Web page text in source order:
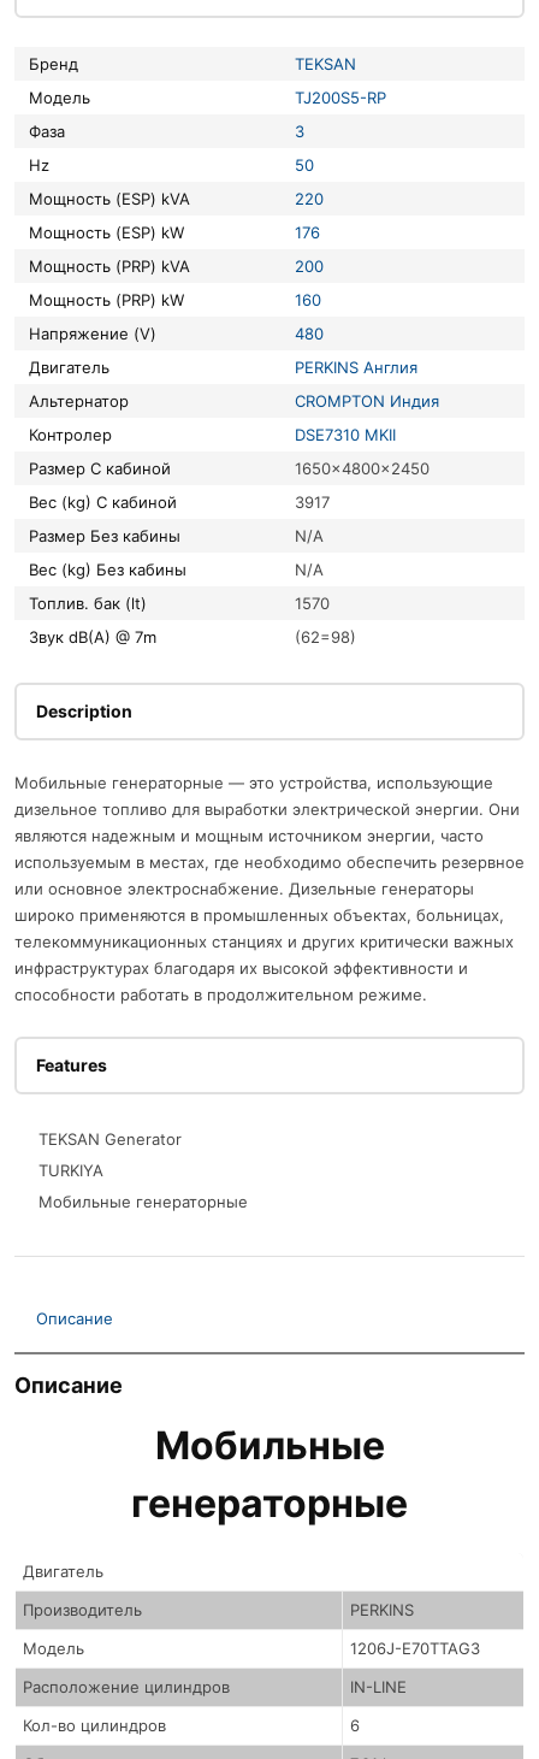
Бренд
TEKSAN
Модель
TJ200S5-RP
Фаза
3
Hz
50
Мощность (ESP) kVA
220
Мощность (ESP) kW
176
Мощность (PRP) kVA
200
Мощность (PRP) kW
160
Напряжение (V)
480
Двигатель
PERKINS Англия
Альтернатор
CROMPTON Индия
Контролер
DSE7310 MKII
Размер С кабиной
1650x4800x2450
Вес (kg) С кабиной
3917
Размер Без кабины
N/A
Вес (kg) Без кабины
N/A
Топлив. бак (lt)
1570
Звук dB(A) @ 7m
(62=98)
Description
Мобильные генераторные — это устройства, использующие
дизельное топливо для выработки электрической энергии. Они
являются надежным и мощным источником энергии, часто
используемым в местах, где необходимо обеспечить резервное
или основное электроснабжение. Дизельные генераторы
широко применяются в промышленных объектах, больницах,
телекоммуникационных станциях и других критически важных
инфраструктурах благодаря их высокой эффективности и
способности работать в продолжительном режиме.
Features
TEKSAN Generator
TURKIYA
Мобильные генераторные
Описание
Описание
Мобильные
генераторные
Двигатель
Производитель
PERKINS
Модель
1206J-E70TTAG3
Расположение цилиндров
IN-LINE
Кол-во цилиндров
6